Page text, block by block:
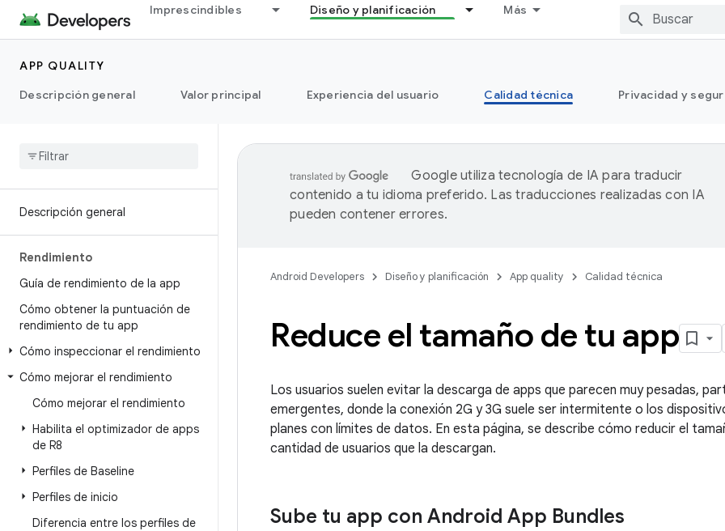
Imprescindibles Diseño y planificación Más
APP QUALITY
Descripción general
Valor principal Experiencia del usuario Calidad técnica Privacidad y
Descripción general
Rendimiento
Guía de rendimiento de la app
Cómo obtener la puntuación de
rendimiento de tu app
Cómo inspeccionar el rendimiento
Cómo mejorar el rendimiento
Cómo mejorar el rendimiento
Habilita el optimizador de apps
de R8
Perfiles de Baseline
Perfiles de inicio
Diferencia entre los perfiles de
Google utiliza tecnología de IA para traducir
contenido a tu idioma preferido. Las traducciones realizadas con IA
pueden contener errores.
Android Developers Diseño y planificación App quality Calidad técnica
Reduce el tamaño de tu app
Los usuarios suelen evitar la descarga de apps que parecen muy pesadas,
emergentes, donde la conexión 2G y 3G suele ser intermitente o los
planes con límites de datos. En esta página, se describe cómo reducir el
cantidad de usuarios que la descargan.
Sube tu app con Android App Bundles